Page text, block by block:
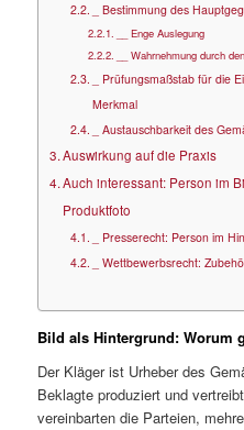
_ Bestimmung des
__ Enge Auslegung
__ Wahrnehmung durch
_ Prüfungsmaßstab für die
Merkmal
_ Austauschbarkeit des
Auswirkung auf die Praxis
Auch interessant: Person im
Produktfoto
_ Presserecht: Person im
_ Wettbewerbsrecht:
Bild als Hintergrund: Worum
Der Kläger ist Urheber des
Beklagte produziert und
vereinbarten die Parteien,